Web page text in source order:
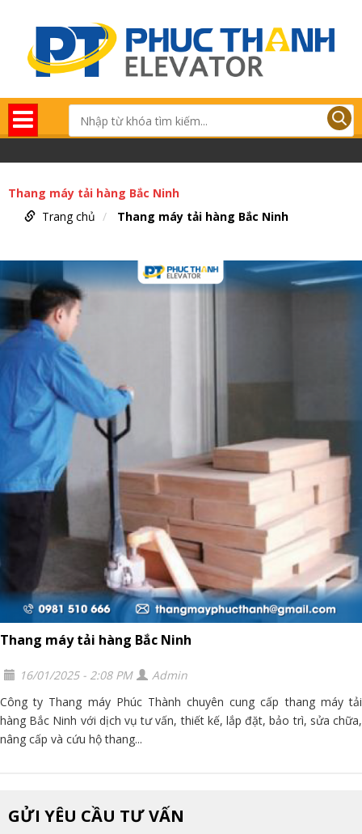
Thang máy tải hàng Bắc Ninh
Trang chủ
Thang máy tải hàng Bắc Ninh
Thang máy tải hàng Bắc Ninh
16/01/2025 - 2:08 PM
Admin
Công ty Thang máy Phúc Thành chuyên cung cấp thang máy tải
hàng Bắc Ninh với dịch vụ tư vấn, thiết kế, lắp đặt, bảo trì, sửa chữa,
nâng cấp và cứu hộ thang...
GỬI YÊU CẦU TƯ VẤN